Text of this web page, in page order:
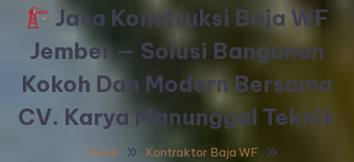
Jasa Konstruksi Baja WF
Jember — Solusi Bangunan
Kokoh Dan Modern Bersama
CV. Karya Manunggal Teknik
Home
Kontraktor Baja WF